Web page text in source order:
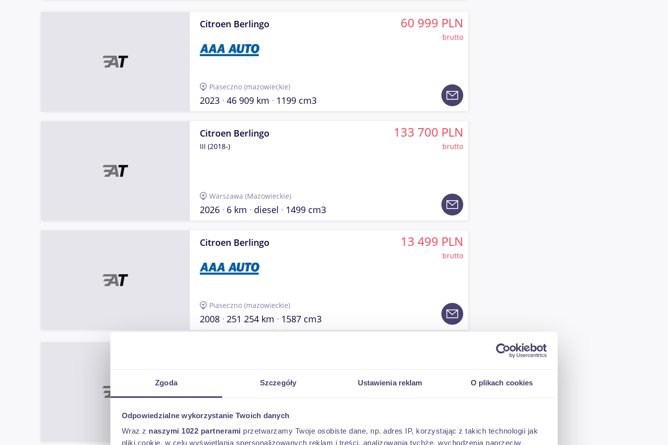
Zgoda Szczegóły Ustawienia reklam O plikach cookies
Odpowiedzialne wykorzystanie Twoich danych
Wraz z naszymi 1022 partnerami przetwarzamy Twoje osobiste dane, np. adres IP, korzystając z takich technologii jak
pliki cookie, w celu wyświetlania spersonalizowanych reklam i treści, analizowania tychże, wychodzenia naprzeciw
Citroen Berlingo 60 999 PLN
brutto
Piaseczno (mazowieckie)
2023 46 909 km 1199 cm3
Citroen Berlingo
III (2018-)
133 700 PLN
brutto
Warszawa (Mazowieckie)
2026 6 km diesel 1499 cm3
Citroen Berlingo 13 499 PLN
brutto
Piaseczno (mazowieckie)
2008 251 254 km 1587 cm3
Grójec (Mazowieckie)
2021 107 843 km diesel 1499 cm3